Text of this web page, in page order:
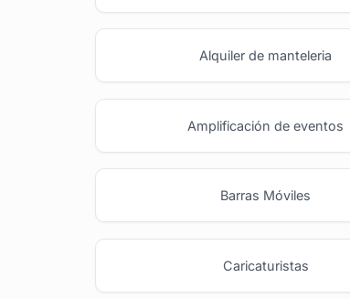
Alquiler de manteleria
Amplificación de eventos
Barras Móviles
Caricaturistas